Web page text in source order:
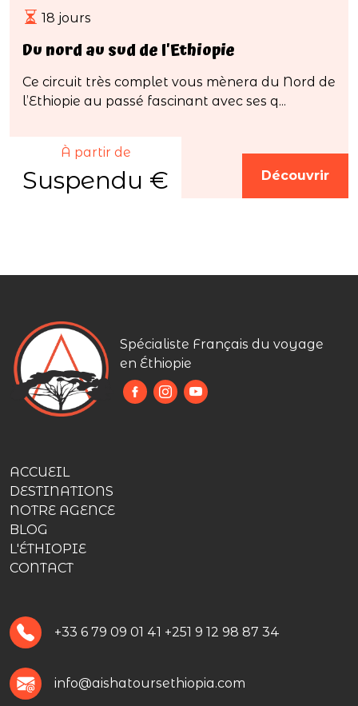
18 jours
Du nord au sud de l'Ethiopie
Ce circuit très complet vous mènera du Nord de
l’Ethiopie au passé fascinant avec ses q...
À partir de
Suspendu € Découvrir
Spécialiste Français du voyage
en Éthiopie
ACCUEIL
DESTINATIONS
NOTRE AGENCE
BLOG
L'ÉTHIOPIE
CONTACT
+33 6 79 09 01 41 +251 9 12 98 87 34
info@aishatoursethiopia.com